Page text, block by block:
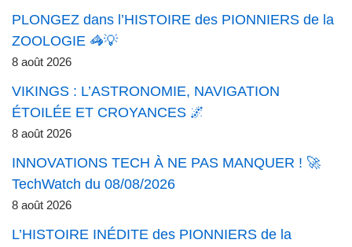
PLONGEZ dans l’HISTOIRE des PIONNIERS de la
ZOOLOGIE 🦓💡
8 août 2026
VIKINGS : L’ASTRONOMIE, NAVIGATION
ÉTOILÉE ET CROYANCES 🌌
8 août 2026
INNOVATIONS TECH À NE PAS MANQUER ! 🚀
TechWatch du 08/08/2026
8 août 2026
L’HISTOIRE INÉDITE des PIONNIERS de la